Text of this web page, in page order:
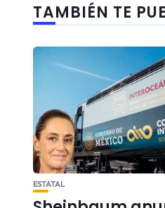
TAMBIÉN TE
ESTATAL